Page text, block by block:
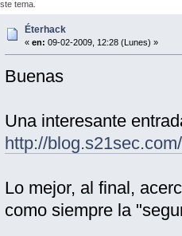
tema.
Éterhack
« en: 09-02-2009, 12:28 (Lunes) »
Buenas
Una interesante
http://
Lo mejor, al final,
como siempre la